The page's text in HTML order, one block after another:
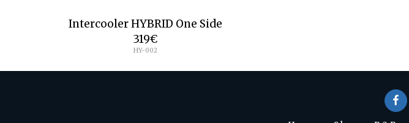
Intercooler HYBRID One Side
319€
HY-002